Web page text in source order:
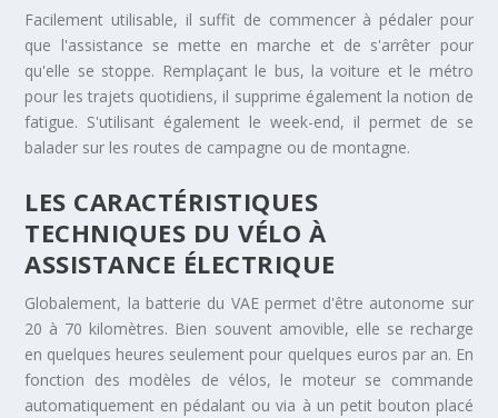
Facilement utilisable, il suffit de commencer à pédaler pour
que l'assistance se mette en marche et de s'arrêter pour
qu'elle se stoppe. Remplaçant le bus, la voiture et le métro
pour les trajets quotidiens, il supprime également la notion de
fatigue. S'utilisant également le week-end, il permet de se
balader sur les routes de campagne ou de montagne.
LES CARACTÉRISTIQUES
TECHNIQUES DU VÉLO À
ASSISTANCE ÉLECTRIQUE
Globalement, la batterie du VAE permet d'être autonome sur
20 à 70 kilomètres. Bien souvent amovible, elle se recharge
en quelques heures seulement pour quelques euros par an. En
fonction des modèles de vélos, le moteur se commande
automatiquement en pédalant ou via à un petit bouton placé